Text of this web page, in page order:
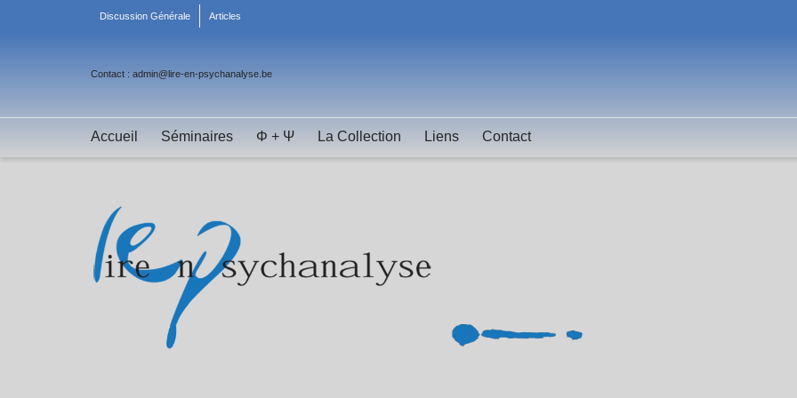
Discussion Générale Articles
Contact : admin@lire-en-psychanalyse.be
Accueil Séminaires Φ + Ψ La Collection Liens Contact